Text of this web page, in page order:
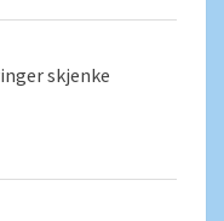
skjenke